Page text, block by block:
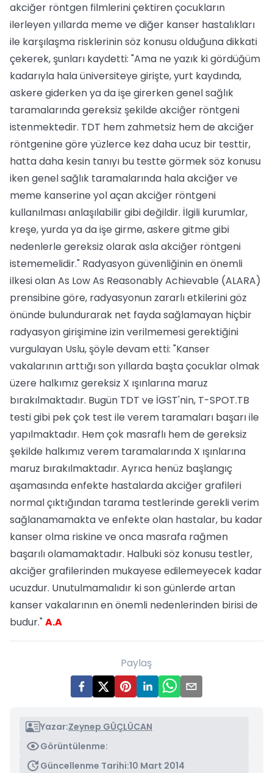
akciğer röntgen filmlerini çektiren çocukların
ilerleyen yıllarda meme ve diğer kanser hastalıkları
ile karşılaşma risklerinin söz konusu olduğuna dikkati
çekerek, şunları kaydetti: "Ama ne yazık ki gördüğüm
kadarıyla hala üniversiteye girişte, yurt kaydında,
askere giderken ya da işe girerken genel sağlık
taramalarında gereksiz şekilde akciğer röntgeni
istenmektedir. TDT hem zahmetsiz hem de akciğer
röntgenine göre yüzlerce kez daha ucuz bir testtir,
hatta daha kesin tanıyı bu testte görmek söz konusu
iken genel sağlık taramalarında hala akciğer ve
meme kanserine yol açan akciğer röntgeni
kullanılması anlaşılabilir gibi değildir. İlgili kurumlar,
kreşe, yurda ya da işe girme, askere gitme gibi
nedenlerle gereksiz olarak asla akciğer röntgeni
istememelidir." Radyasyon güvenliğinin en önemli
ilkesi olan As Low As Reasonably Achievable (ALARA)
prensibine göre, radyasyonun zararlı etkilerini göz
önünde bulundurarak net fayda sağlamayan hiçbir
radyasyon girişimine izin verilmemesi gerektiğini
vurgulayan Uslu, şöyle devam etti: "Kanser
vakalarının arttığı son yıllarda başta çocuklar olmak
üzere halkımız gereksiz X ışınlarına maruz
bırakılmaktadır. Bugün TDT ve İGST'nin, T-SPOT.TB
testi gibi pek çok test ile verem taramaları başarı ile
yapılmaktadır. Hem çok masraflı hem de gereksiz
şekilde halkımız verem taramalarında X ışınlarına
maruz bırakılmaktadır. Ayrıca henüz başlangıç
aşamasında enfekte hastalarda akciğer grafileri
normal çıktığından tarama testlerinde gerekli verim
sağlanamamakta ve enfekte olan hastalar, bu kadar
kanser olma riskine ve onca masrafa rağmen
başarılı olamamaktadır. Halbuki söz konusu testler,
akciğer grafilerinden mukayese edilemeyecek kadar
ucuzdur. Unutulmamalıdır ki son günlerde artan
kanser vakalarının en önemli nedenlerinden birisi de
budur."A.A
Paylaş
Yazar:Zeynep GÜÇLÜCAN
Görüntülenme:
Güncellenme Tarihi:10 Mart 2014